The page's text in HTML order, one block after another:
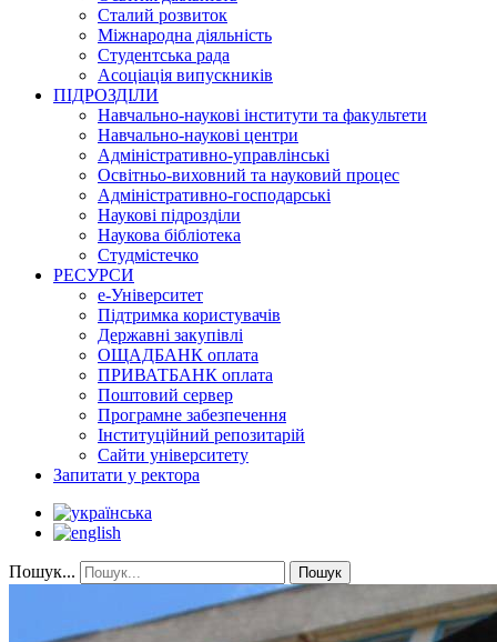
Сталий розвиток
Міжнародна діяльність
Студентська рада
Асоціація випускників
ПІДРОЗДІЛИ
Навчально-наукові інститути та факультети
Навчально-наукові центри
Адміністративно-управлінські
Освітньо-виховний та науковий процес
Адміністративно-господарські
Наукові підрозділи
Наукова бібліотека
Студмістечко
РЕСУРСИ
е-Університет
Підтримка користувачів
Державні закупівлі
ОЩАДБАНК оплата
ПРИВАТБАНК оплата
Поштовий сервер
Програмне забезпечення
Інституційний репозитарій
Сайти університету
Запитати у ректора
Пошук... Пошук